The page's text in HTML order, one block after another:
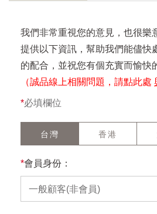
我們非常重視您的意見，也很樂
提供以下資訊，幫助我們能儘快
的配合，並祝您有個充實而愉快
（誠品線上相關問題，請點此處
*必填欄位
台灣 香港
*會員身份：
一般顧客(非會員)